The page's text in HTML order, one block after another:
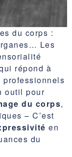
du corps :
Les
répond à
professionnels
outil pour
du corps,
– C’est
en
du